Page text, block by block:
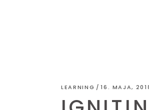
LEARNING 16. MAJA,